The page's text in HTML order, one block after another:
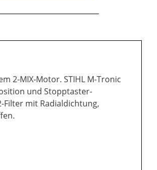
2-MIX-Motor. STIHL M-Tronic
und Stopptaster-
mit Radialdichtung,